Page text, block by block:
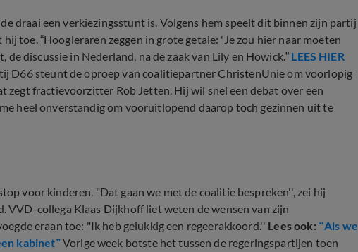
draai een verkiezingsstunt is. Volgens hem speelt dit binnen zijn partij
hij toe. “Hoogleraren zeggen in grote getale: 'Je zou hier naar moeten
discussie in Nederland, na de zaak van Lily en Howick.” LEES HIER
D66 steunt de oproep van coalitiepartner ChristenUnie om voorlopig
fractievoorzitter Rob Jetten. Hij wil snel een debat over een
heel onverstandig om vooruitlopend daarop toch gezinnen uit te
voor kinderen. "Dat gaan we met de coalitie bespreken'', zei hij
VVD-collega Klaas Dijkhoff liet weten de wensen van zijn
eraan toe: "Ik heb gelukkig een regeerakkoord.'' Lees ook: “Als we
kabinet’’Vorige week botste het tussen de regeringspartijen toen